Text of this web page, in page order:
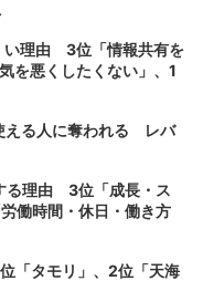
い理由 3位「情報共有を
を悪くしたくない」、1
える人に奪われる レバ
る理由 3位「成長・ス
働時間・休日・働き方
「タモリ」、2位「天海